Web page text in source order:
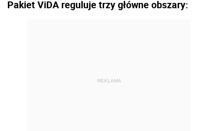
Pakiet ViDA reguluje trzy główne obszary:
REKLAMA